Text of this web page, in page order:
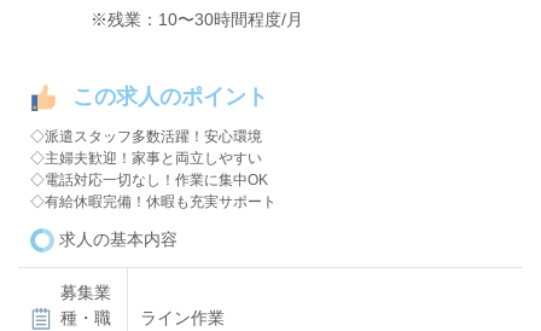
※残業：10〜30時間程度/月
この求人のポイント
◇派遣スタッフ多数活躍！安心環境
◇主婦夫歓迎！家事と両立しやすい
◇電話対応一切なし！作業に集中OK
◇有給休暇完備！休暇も充実サポート
求人の基本内容
募集業
種・職
ライン作業